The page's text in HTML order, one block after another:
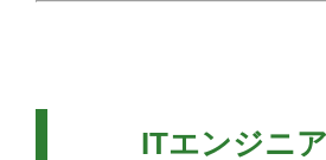
ITエンジニ